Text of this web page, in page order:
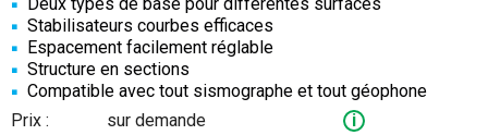
Stabilisateurs courbes efficaces
Espacement facilement réglable
Structure en sections
Compatible avec tout sismographe et tout géophone
Prix :
sur demande
i